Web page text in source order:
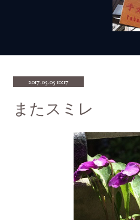
2017.05.05 10:17
またスミレ